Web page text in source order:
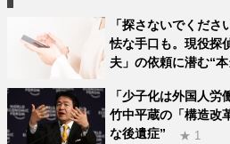
「探さないでくだ
怯な手口も。現役探
夫」の依頼に潜む“
「少子化は外国人労
竹中平蔵の「構造改
な後遺症”
★ 1